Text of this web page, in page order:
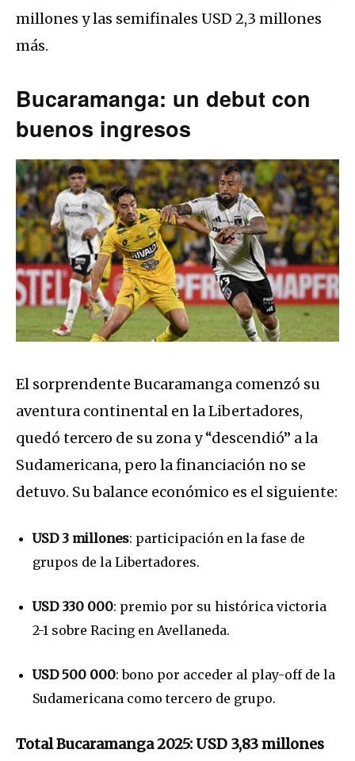
millones y las semifinales USD 2,3 millones
más.
Bucaramanga: un debut con
buenos ingresos
El sorprendente Bucaramanga comenzó su
aventura continental en la Libertadores,
quedó tercero de su zona y “descendió” a la
Sudamericana, pero la financiación no se
detuvo. Su balance económico es el siguiente:
USD 3 millones: participación en la fase de
grupos de la Libertadores.
USD 330 000: premio por su histórica victoria
2-1 sobre Racing en Avellaneda.
USD 500 000: bono por acceder al play-off de la
Sudamericana como tercero de grupo.
Total Bucaramanga 2025: USD 3,83 millones